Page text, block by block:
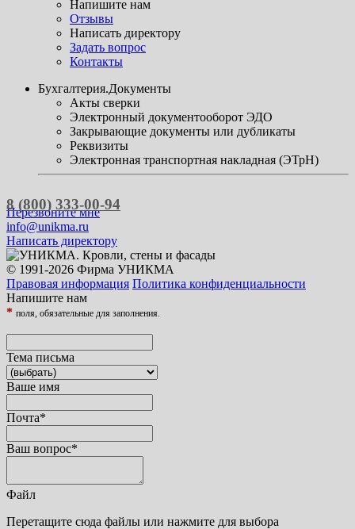
Напишите нам
Отзывы
Написать директору
Задать вопрос
Контакты
Бухгалтерия.Документы
Акты сверки
Электронный документооборот ЭДО
Закрывающие документы или дубликаты
Реквизиты
Электронная транспортная накладная (ЭТрН)
8 (800) 333-00-94
Перезвоните мне
info@unikma.ru
Написать директору
© 1991-2026 Фирма УНИКМА
Правовая информация Политика конфиденциальности
Напишите нам
* поля, обязательные для заполнения.
Тема письма
Ваше имя
Почта*
Ваш вопрос*
Файл
Перетащите сюда файлы или нажмите для выбора